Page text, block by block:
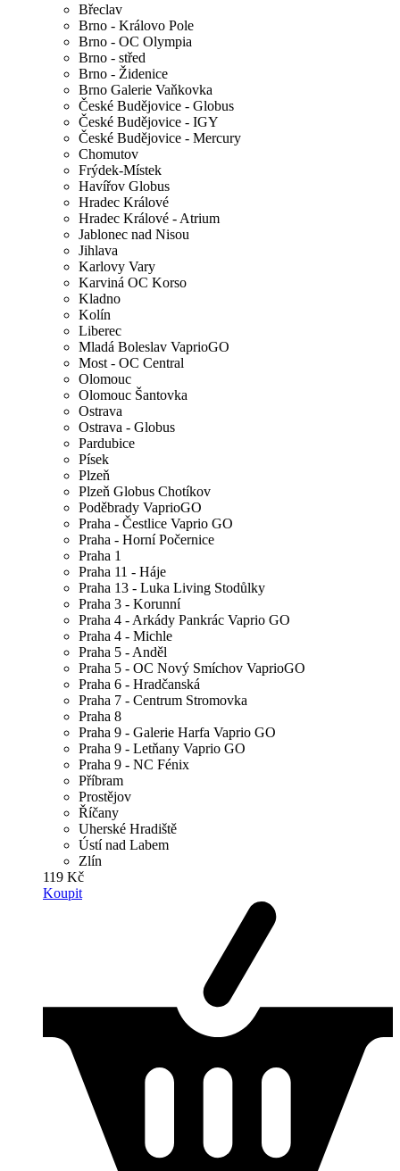
Břeclav
Brno - Královo Pole
Brno - OC Olympia
Brno - střed
Brno - Židenice
Brno Galerie Vaňkovka
České Budějovice - Globus
České Budějovice - IGY
České Budějovice - Mercury
Chomutov
Frýdek-Místek
Havířov Globus
Hradec Králové
Hradec Králové - Atrium
Jablonec nad Nisou
Jihlava
Karlovy Vary
Karviná OC Korso
Kladno
Kolín
Liberec
Mladá Boleslav VaprioGO
Most - OC Central
Olomouc
Olomouc Šantovka
Ostrava
Ostrava - Globus
Pardubice
Písek
Plzeň
Plzeň Globus Chotíkov
Poděbrady VaprioGO
Praha - Čestlice Vaprio GO
Praha - Horní Počernice
Praha 1
Praha 11 - Háje
Praha 13 - Luka Living Stodůlky
Praha 3 - Korunní
Praha 4 - Arkády Pankrác Vaprio GO
Praha 4 - Michle
Praha 5 - Anděl
Praha 5 - OC Nový Smíchov VaprioGO
Praha 6 - Hradčanská
Praha 7 - Centrum Stromovka
Praha 8
Praha 9 - Galerie Harfa Vaprio GO
Praha 9 - Letňany Vaprio GO
Praha 9 - NC Fénix
Příbram
Prostějov
Říčany
Uherské Hradiště
Ústí nad Labem
Zlín
119 Kč
Koupit